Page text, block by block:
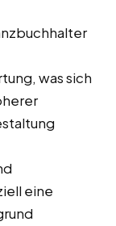
was sich
eine